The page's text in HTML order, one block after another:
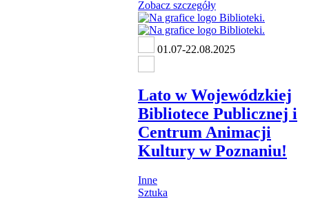
Zobacz szczegóły
01.07-22.08.2025
Lato w Wojewódzkiej
Bibliotece Publicznej i
Centrum Animacji
Kultury w Poznaniu!
Inne
Sztuka